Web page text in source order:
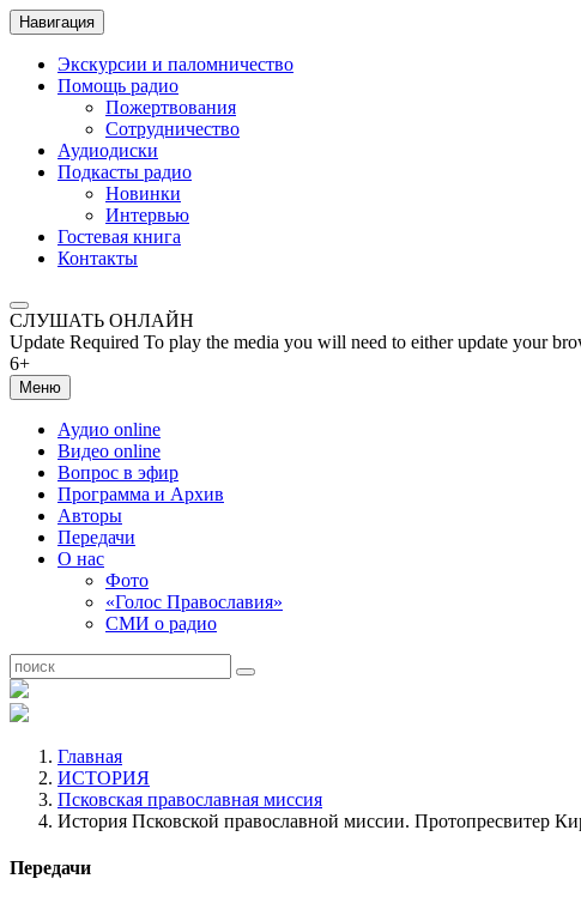
Навигация
Экскурсии и паломничество
Помощь радио
Пожертвования
Сотрудничество
Аудиодиски
Подкасты радио
Новинки
Интервью
Гостевая книга
Контакты
СЛУШАТЬ ОНЛАЙН
Update Required To play the media you will need to either update your
6+
Меню
Аудио online
Видео online
Вопрос в эфир
Программа и Архив
Авторы
Передачи
О нас
Фото
«Голос Православия»
СМИ о радио
Главная
ИСТОРИЯ
Псковская православная миссия
История Псковской православной миссии. Протопресвитер
Передачи